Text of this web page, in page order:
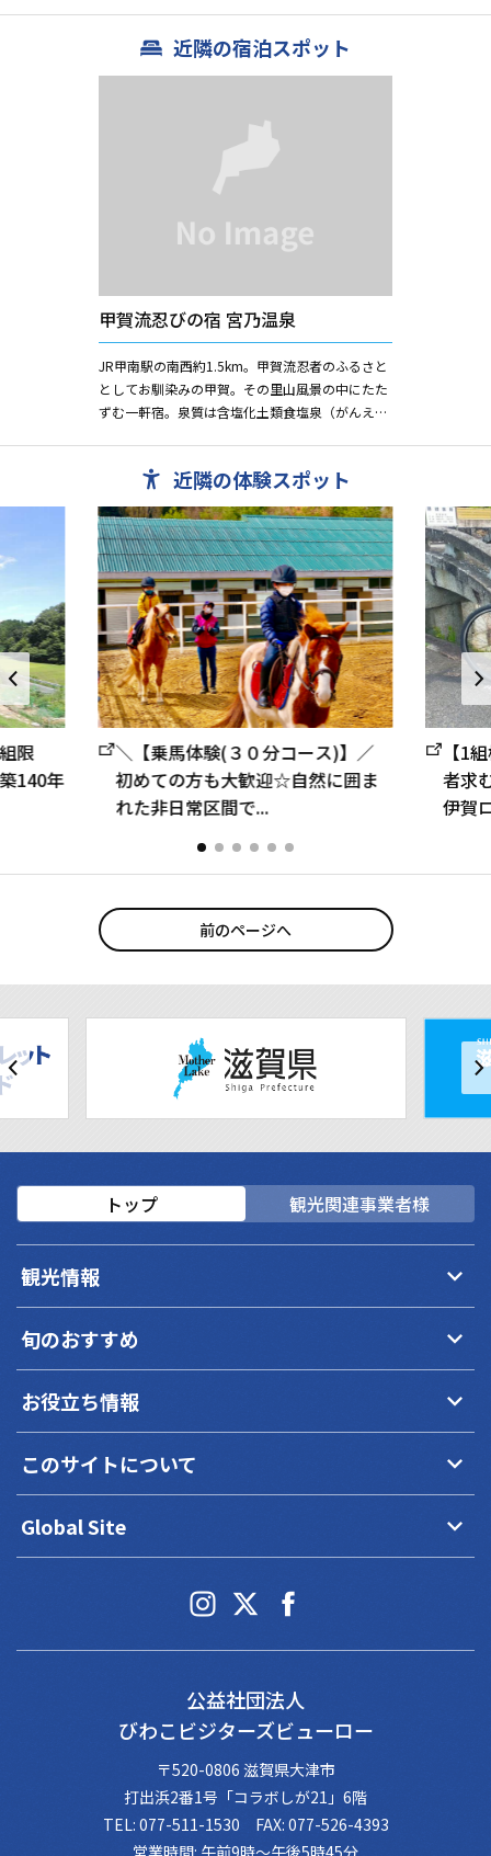
近隣の宿泊スポット
甲賀流忍びの宿 宮乃温泉
JR甲南駅の南西約1.5km。甲賀流忍者のふるさと
としてお馴染みの甲賀。その里山風景の中にたた
ずむ一軒宿。泉質は含塩化土類食塩泉（がんえん
近隣の体験スポット
限
140年
＼【乗馬体験(３０分コース)】／
初めての方も大歓迎☆自然に囲ま
れた非日常区間で...
【1
者求
伊賀
前のページへ
トップ 観光関連事業者様
観光情報 keyboard_arrow_down
旬のおすすめ keyboard_arrow_down
お役立ち情報 keyboard_arrow_down
このサイトについて keyboard_arrow_down
Global Site keyboard_arrow_down
公益社団法人
びわこビジターズビューロー
〒520-0806 滋賀県大津市
打出浜2番1号「コラボしが21」6階
TEL: 077-511-1530 FAX: 077-526-4393
営業時間: 午前9時～午後5時45分